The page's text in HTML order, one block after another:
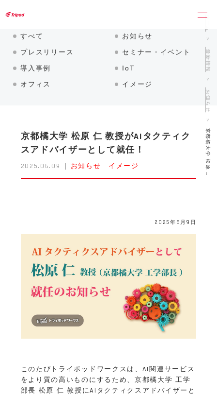
ホーム
最新情報
お知らせ
京都橘大学 松原 …
すべて お知らせ
プレスリリース セミナー・イベント
導入事例 IoT
オフィス イメージ
京都橘大学 松原 仁 教授がAIタクティク
スアドバイザーとして就任！
2025.06.09 お知らせ イメージ
2025年6月9日
このたびトライポッドワークスは、AI関連サービス
をより質の高いものにするため、京都橘大学 工学
部長 松原 仁 教授にAIタクティクスアドバイザーと